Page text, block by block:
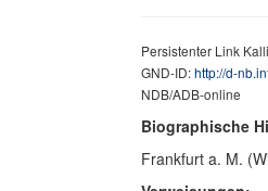
Persistenter Link
GND-ID:http://d-
NDB/ADB-online
Biographische
Frankfurt a. M.